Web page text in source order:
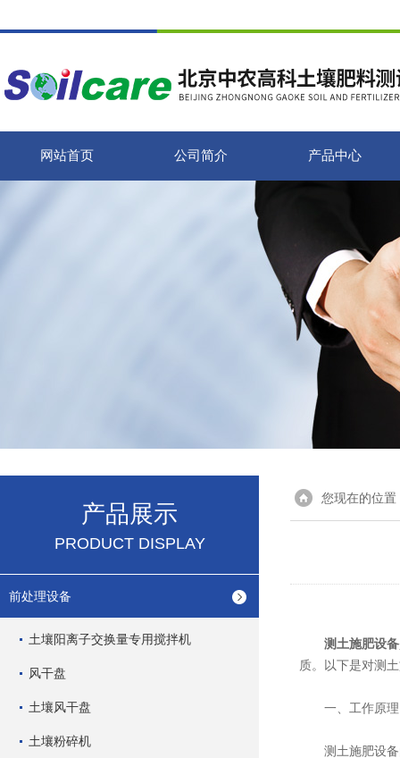
网站首页 公司简介 产品中心
产品展示
PRODUCT DISPLAY
前处理设备
土壤阳离子交换量专用搅拌机
风干盘
土壤风干盘
土壤粉碎机
您现在的位置
测土施肥设备
质。以下是对测
一、工作原理
测土施肥设备